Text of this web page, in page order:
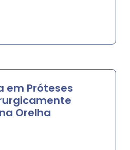
em Próteses
Orelha